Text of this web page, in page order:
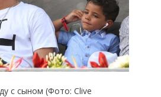
с сыном (Фото: Clive